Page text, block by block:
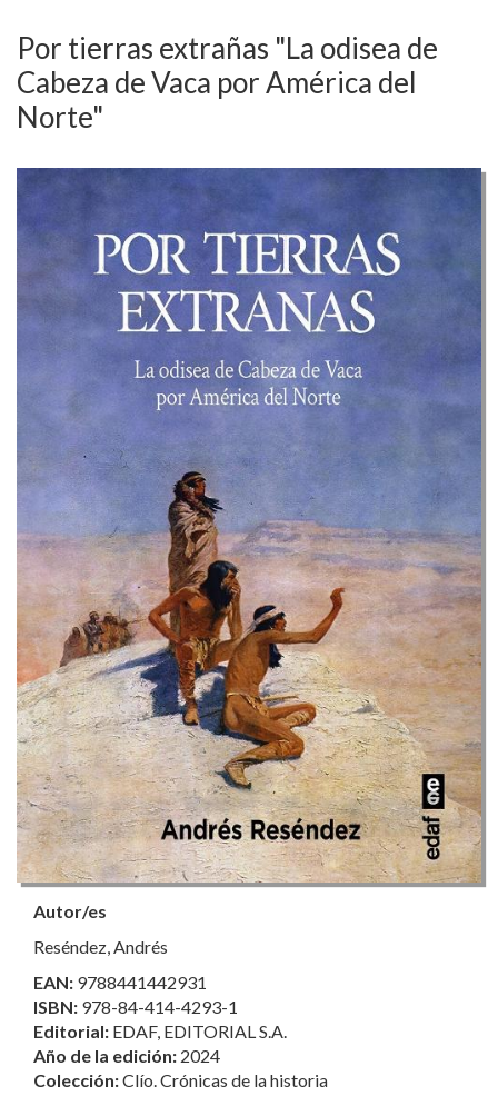
Por tierras extrañas "La odisea de
Cabeza de Vaca por América del
Norte"
Autor/es
Reséndez, Andrés
EAN: 9788441442931
ISBN: 978-84-414-4293-1
Editorial: EDAF, EDITORIAL S.A.
Año de la edición: 2024
Colección:Clío. Crónicas de la historia